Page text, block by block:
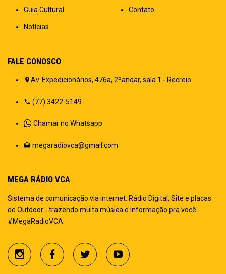
Guia Cultural
Notícias
Contato
FALE CONOSCO
Av. Expedicionários, 476a, 2ºandar, sala 1 - Recreio
(77) 3422-5149
Chamar no Whatsapp
megaradiovca@gmail.com
MEGA RÁDIO VCA
Sistema de comunicação via internet. Rádio Digital, Site e placas
de Outdoor - trazendo muita música e informação pra você.
#MegaRadioVCA